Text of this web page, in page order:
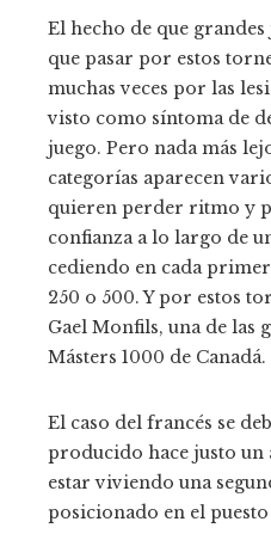
El hecho de que
que pasar por estos
muchas veces por las
visto como síntoma de
juego. Pero nada más
categorías aparecen
quieren perder ritmo y
confianza a lo largo de
cediendo en cada
250 o 500. Y por estos
Gael Monfils, una de las
Másters 1000 de Canadá.
El caso del francés se
producido hace justo un
estar viviendo una
posicionado en el